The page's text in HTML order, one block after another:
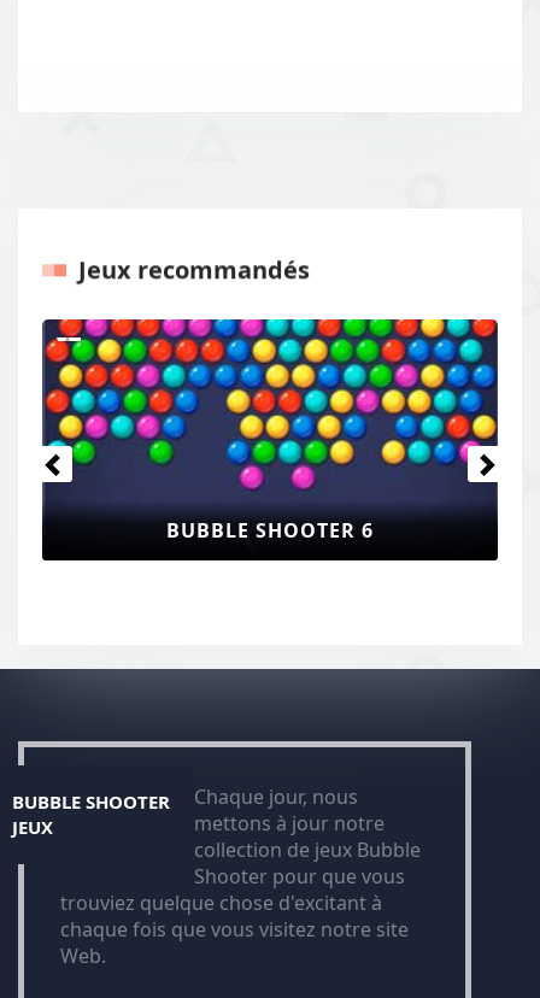
Jeux recommandés
BUBBLE SHOOTER 6
Précédents
BUBBLE SHOOTER
JEUX
Chaque jour, nous
mettons à jour notre
collection de jeux Bubble
Shooter pour que vous
trouviez quelque chose d'excitant à
chaque fois que vous visitez notre site
Web.